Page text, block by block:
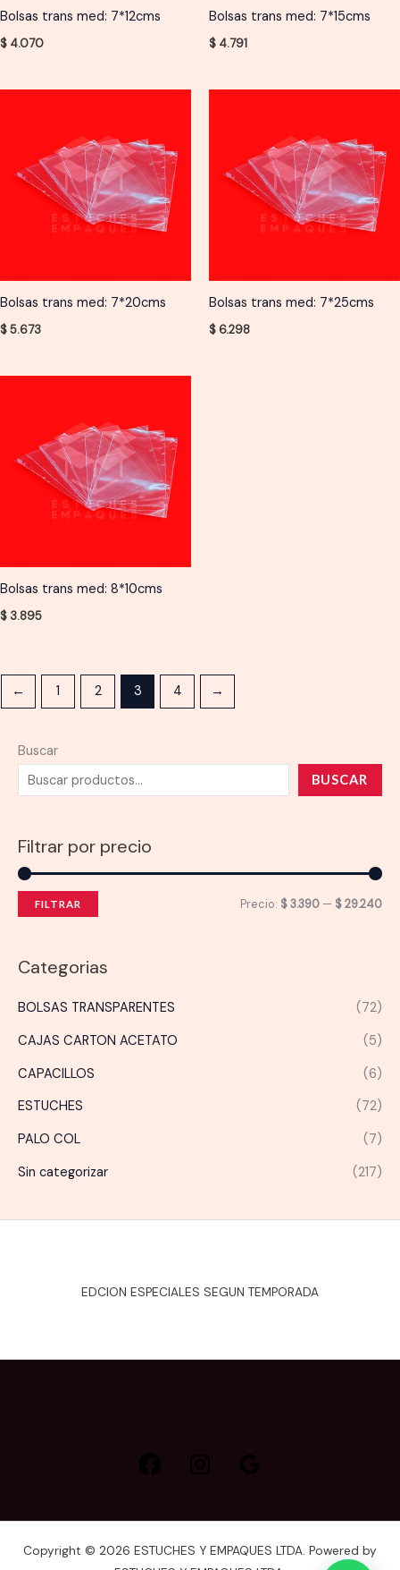
Bolsas trans med: 7*12cms
$ 4.070
Bolsas trans med: 7*15cms
$ 4.791
Bolsas trans med: 7*20cms
$5.673
Bolsas trans med: 7*25cms
$ 6.298
Bolsas trans med: 8*10cms
$ 3.895
← 1 2 3 4 →
Buscar
BUSCAR
Filtrar por precio
PP
FILTRAR Precio: $ 3.390 — $ 29.240
Categorias
BOLSAS TRANSPARENTES
(72)
CAJAS CARTON ACETATO
(5)
CAPACILLOS
(6)
ESTUCHES
(72)
PALO COL
(7)
Sin categorizar
(217)
EDCION ESPECIALES SEGUN TEMPORADA
Copyright © 2026 ESTUCHES Y EMPAQUES LTDA. Powered by